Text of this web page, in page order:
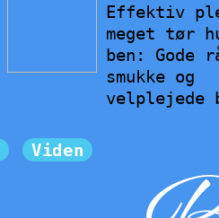
Effektiv
meget tør
ben: Gode
smukke og
velplejede
Viden